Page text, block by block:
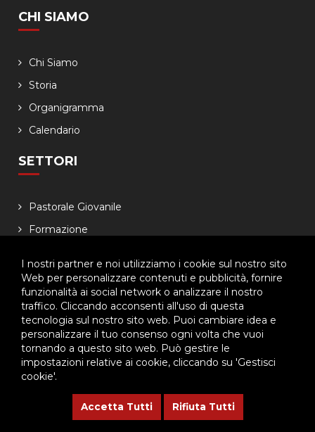
I nostri partner e noi utilizziamo i cookie sul nostro sito
Web per personalizzare contenuti e pubblicità, fornire
funzionalità ai social network o analizzare il nostro
traffico. Cliccando acconsenti all'uso di questa
tecnologia sul nostro sito web. Puoi cambiare idea e
personalizzare il tuo consenso ogni volta che vuoi
tornando a questo sito web. Può gestire le
impostazioni relative ai cookie, cliccando su 'Gestisci
cookie'.
Accetta Tutti Rifiuta Tutti
CHI SIAMO
Chi Siamo
Storia
Organigramma
Calendario
SETTORI
Pastorale Giovanile
Formazione
Economia
NEWSLETTER
Lasciaci il tuo indirizzo email, ti aggiorneremo sulle
iniziative dell'Ispettoria